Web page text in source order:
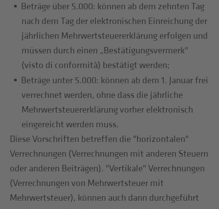
Beträge über 5.000: können ab dem zehnten Tag
nach dem Tag der elektronischen Einreichung der
jährlichen Mehrwertsteuererklärung erfolgen und
müssen durch einen „Bestätigungsvermerk"
(visto di conformità) bestätigt werden;
Beträge unter 5.000: können ab dem 1. Januar frei
verrechnet werden, ohne dass die jährliche
Mehrwertsteuererklärung vorher elektronisch
eingereicht werden muss.
Diese Vorschriften betreffen die "horizontalen"
Verrechnungen (Verrechnungen mit anderen Steuern
oder anderen Beiträgen). "Vertikale" Verrechnungen
(Verrechnungen von Mehrwertsteuer mit
Mehrwertsteuer), können auch dann durchgeführt